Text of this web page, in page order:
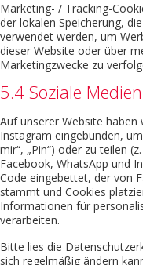
Marketing- / Tracking-
der lokalen Speicherung,
verwendet werden, um
dieser Website oder über
Marketingzwecke zu
5.4 Soziale Medien
Auf unserer Website
Instagram eingebunden,
mir“, „Pin“) oder zu teilen
Facebook, WhatsApp und
Code eingebettet, der von
stammt und Cookies
Informationen für
verarbeiten.
Bitte lies die
sich regelmäßig ändern